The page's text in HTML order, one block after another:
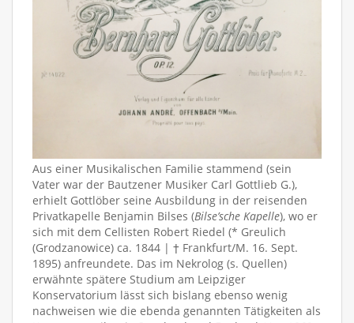
Aus einer Musikalischen Familie stammend (sein
Vater war der Bautzener Musiker Carl Gottlieb G.),
erhielt Gottlöber seine Ausbildung in der reisenden
Privatkapelle Benjamin Bilses (Bilse’sche Kapelle), wo er
sich mit dem Cellisten Robert Riedel (* Greulich
(Grodzanowice) ca. 1844 | † Frankfurt/M. 16. Sept.
1895) anfreundete. Das im Nekrolog (s. Quellen)
erwähnte spätere Studium am Leipziger
Konservatorium lässt sich bislang ebenso wenig
nachweisen wie die ebenda genannten Tätigkeiten als